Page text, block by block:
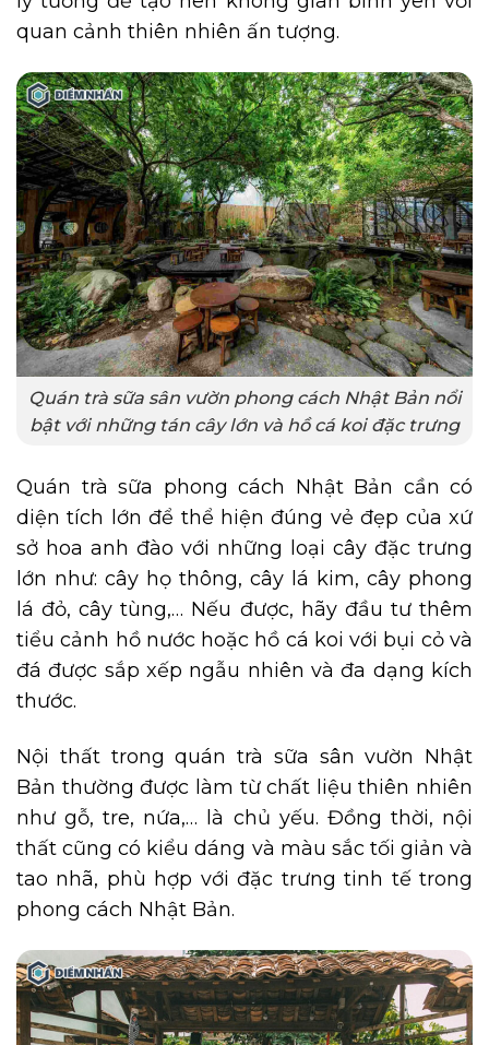
quan cảnh thiên nhiên ấn tượng.
Quán trà sữa sân vườn phong cách Nhật Bản nổi
bật với những tán cây lớn và hồ cá koi đặc trưng
Quán trà sữa phong cách Nhật Bản cần có
diện tích lớn để thể hiện đúng vẻ đẹp của xứ
sở hoa anh đào với những loại cây đặc trưng
lớn như: cây họ thông, cây lá kim, cây phong
lá đỏ, cây tùng,… Nếu được, hãy đầu tư thêm
tiểu cảnh hồ nước hoặc hồ cá koi với bụi cỏ và
đá được sắp xếp ngẫu nhiên và đa dạng kích
thước.
Nội thất trong quán trà sữa sân vườn Nhật
Bản thường được làm từ chất liệu thiên nhiên
như gỗ, tre, nứa,… là chủ yếu. Đồng thời, nội
thất cũng có kiểu dáng và màu sắc tối giản và
tao nhã, phù hợp với đặc trưng tinh tế trong
phong cách Nhật Bản.